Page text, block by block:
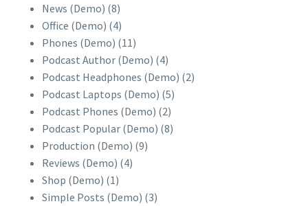
News (Demo) (8)
Office (Demo) (4)
Phones (Demo) (11)
Podcast Author (Demo) (4)
Podcast Headphones (Demo) (2)
Podcast Laptops (Demo) (5)
Podcast Phones (Demo) (2)
Podcast Popular (Demo) (8)
Production (Demo) (9)
Reviews (Demo) (4)
Shop (Demo) (1)
Simple Posts (Demo) (3)